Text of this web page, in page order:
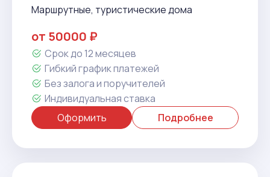
Маршрутные, туристические дома
от 50000 ₽
Срок до 12 месяцев
Гибкий график платежей
Без залога и поручителей
Индивидуальная ставка
Оформить
Подробнее